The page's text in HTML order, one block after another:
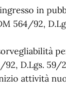
in
564/92,
D.Lgs. 59/
attività